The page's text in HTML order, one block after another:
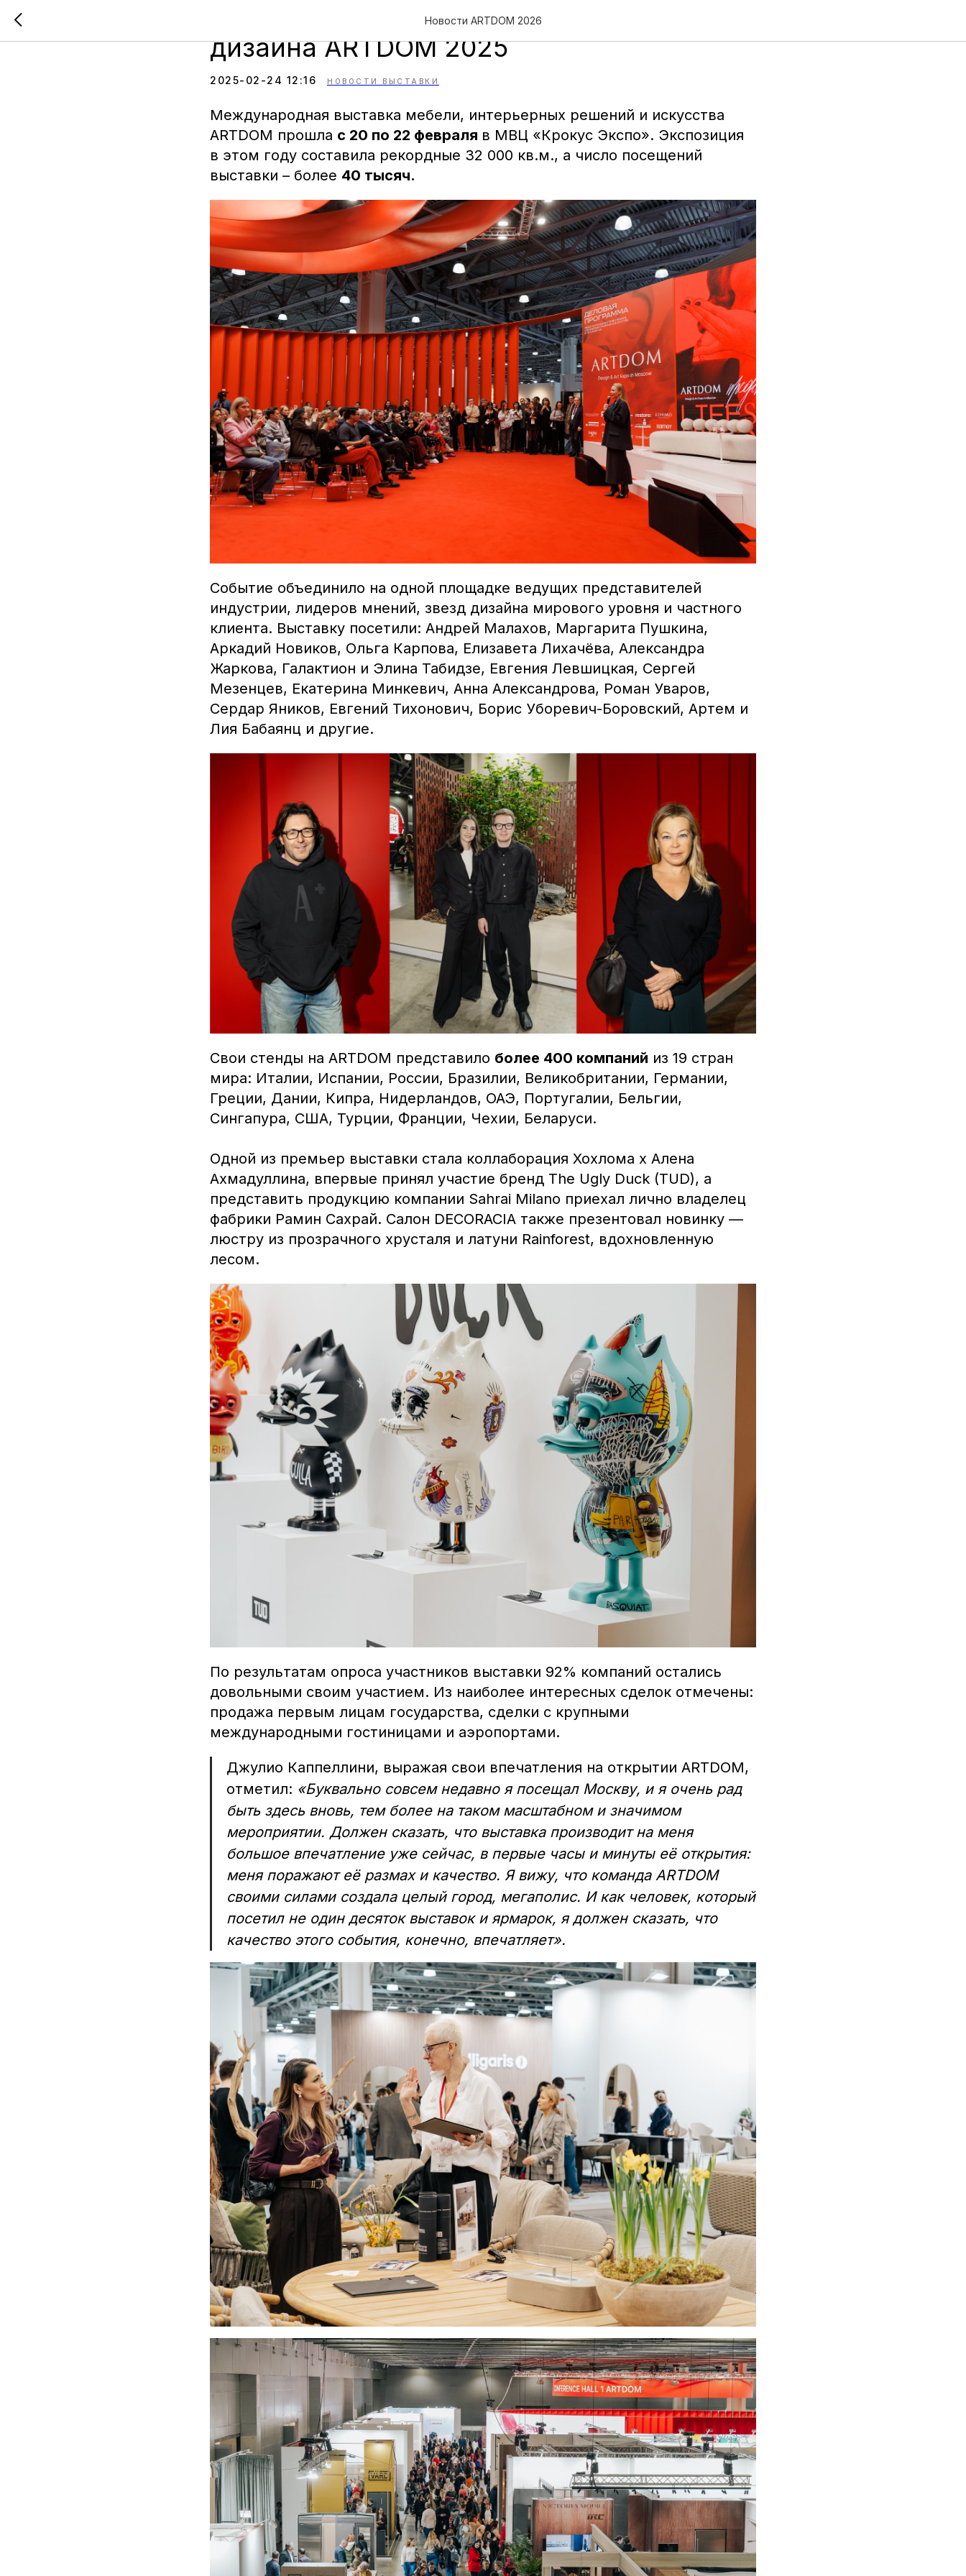
Новости ARTDOM 2026
Завершилась международная выставка
дизайна ARTDOM 2025
2025-02-24 12:16 НОВОСТИ ВЫСТАВКИ
Международная выставка мебели, интерьерных решений и искусства
ARTDOM прошла с 20 по 22 февраля в МВЦ «Крокус Экспо». Экспозиция
в этом году составила рекордные 32 000 кв.м., а число посещений
выставки – более 40 тысяч.
Событие объединило на одной площадке ведущих представителей
индустрии, лидеров мнений, звезд дизайна мирового уровня и частного
клиента. Выставку посетили: Андрей Малахов, Маргарита Пушкина,
Аркадий Новиков, Ольга Карпова, Елизавета Лихачёва, Александра
Жаркова, Галактион и Элина Табидзе, Евгения Левшицкая, Сергей
Мезенцев, Екатерина Минкевич, Анна Александрова, Роман Уваров,
Сердар Яников, Евгений Тихонович, Борис Уборевич-Боровский, Артем и
Лия Бабаянц и другие.
Свои стенды на ARTDOM представило более 400 компаний из 19 стран
мира: Италии, Испании, России, Бразилии, Великобритании, Германии,
Греции, Дании, Кипра, Нидерландов, ОАЭ, Португалии, Бельгии,
Сингапура, США, Турции, Франции, Чехии, Беларуси.
Одной из премьер выставки стала коллаборация Хохлома x Алена
Ахмадуллина, впервые принял участие бренд The Ugly Duck (TUD), а
представить продукцию компании Sahrai Milano приехал лично владелец
фабрики Рамин Сахрай. Салон DECORACIA также презентовал новинку —
люстру из прозрачного хрусталя и латуни Rainforest, вдохновленную
лесом.
По результатам опроса участников выставки 92% компаний остались
довольными своим участием. Из наиболее интересных сделок отмечены:
продажа первым лицам государства, сделки с крупными
международными гостиницами и аэропортами.
Джулио Каппеллини, выражая свои впечатления на открытии ARTDOM,
отметил: «Буквально совсем недавно я посещал Москву, и я очень рад
быть здесь вновь, тем более на таком масштабном и значимом
мероприятии. Должен сказать, что выставка производит на меня
большое впечатление уже сейчас, в первые часы и минуты её открытия:
меня поражают её размах и качество. Я вижу, что команда ARTDOM
своими силами создала целый город, мегаполис. И как человек, который
посетил не один десяток выставок и ярмарок, я должен сказать, что
качество этого события, конечно, впечатляет».